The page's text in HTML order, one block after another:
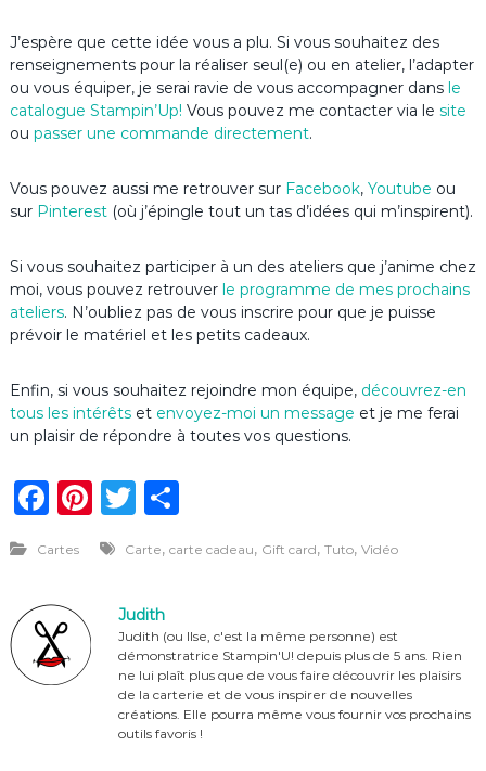
J’espère que cette idée vous a plu. Si vous souhaitez des
renseignements pour la réaliser seul(e) ou en atelier, l’adapter
ou vous équiper, je serai ravie de vous accompagner dans le
catalogue Stampin’Up! Vous pouvez me contacter via le site
ou passer une commande directement.
Vous pouvez aussi me retrouver sur Facebook, Youtube ou
sur Pinterest (où j’épingle tout un tas d’idées qui m’inspirent).
Si vous souhaitez participer à un des ateliers que j’anime chez
moi, vous pouvez retrouver le programme de mes prochains
ateliers. N’oubliez pas de vous inscrire pour que je puisse
prévoir le matériel et les petits cadeaux.
Enfin, si vous souhaitez rejoindre mon équipe, découvrez-en
tous les intérêtset envoyez-moi un message et je me ferai
un plaisir de répondre à toutes vos questions.
F
c
e
b
o
Pi
n
te
re
st
T
it
te
r
P
ta
er
Cartes Carte, carte cadeau, Gift card, Tuto, Vidéo
Judith
Judith (ou Ilse, c'est la même personne) est
démonstratrice Stampin'U! depuis plus de 5 ans. Rien
ne lui plaît plus que de vous faire découvrir les plaisirs
de la carterie et de vous inspirer de nouvelles
créations. Elle pourra même vous fournir vos prochains
outils favoris !